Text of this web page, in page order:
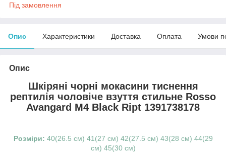
Під замовлення
Опис Характеристики Доставка Оплата Умови
Опис
Шкіряні чорні мокасини тиснення
рептилія чоловіче взуття стильне Rosso
Avangard M4 Black Ript 1391738178
Розміри: 40(26.5 см) 41(27 см) 42(27.5 см) 43(28 см) 44(29
см) 45(30 см)